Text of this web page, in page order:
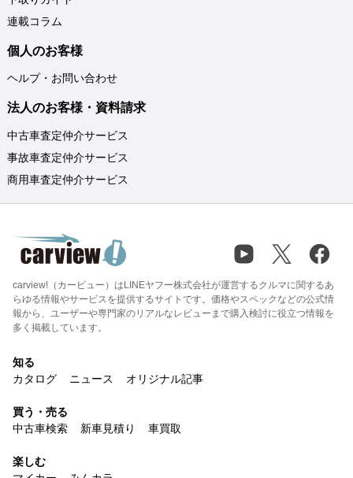
連載コラム
個人のお客様
ヘルプ・お問い合わせ
法人のお客様・資料請求
中古車査定仲介サービス
事故車査定仲介サービス
商用車査定仲介サービス
carview!（カービュー）はLINEヤフー株式会社が運営するクルマに関するあ
らゆる情報やサービスを提供するサイトです。価格やスペックなどの公式情
報から、ユーザーや専門家のリアルなレビューまで購入検討に役立つ情報を
多く掲載しています。
知る
カタログ
ニュース オリジナル記事
買う・売る
中古車検索
新車見積り 車買取
楽しむ